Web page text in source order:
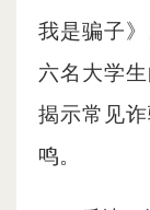
我是骗子
六名大学
揭示常见
鸣。